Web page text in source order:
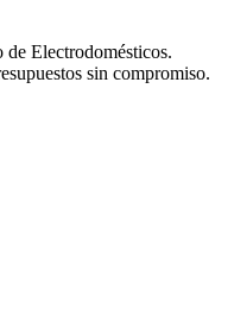
de Electrodomésticos.
sin compromiso.